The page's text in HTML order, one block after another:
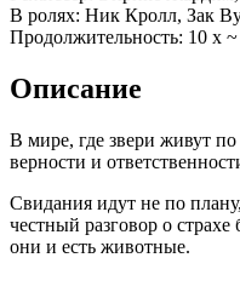
В ролях: Ник Кролл, Зак
Продолжительность: 10 x
Описание
В мире, где звери живут
верности и
Свидания идут не по
честный разговор о
они и есть животные.